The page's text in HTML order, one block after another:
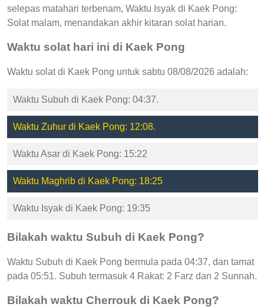
selepas matahari terbenam, Waktu Isyak di Kaek Pong:
Solat malam, menandakan akhir kitaran solat harian.
Waktu solat hari ini di Kaek Pong
Waktu solat di Kaek Pong untuk sabtu 08/08/2026 adalah:
Waktu Subuh di Kaek Pong: 04:37.
Waktu Zuhur di Kaek Pong: 12:08.
Waktu Asar di Kaek Pong: 15:22
Waktu Maghrib di Kaek Pong: 18:25
Waktu Isyak di Kaek Pong: 19:35
Bilakah waktu Subuh di Kaek Pong?
Waktu Subuh di Kaek Pong bermula pada 04:37, dan tamat
pada 05:51. Subuh termasuk 4 Rakat: 2 Farz dan 2 Sunnah.
Bilakah waktu Cherrouk di Kaek Pong?